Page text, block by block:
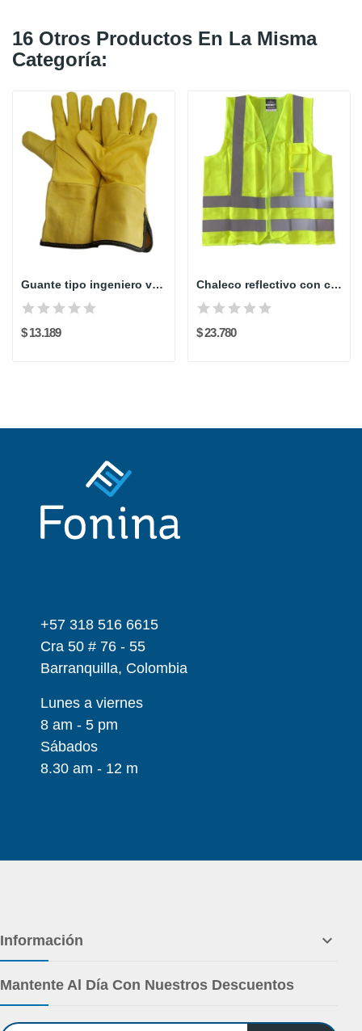
16 Otros Productos En La Misma
Categoría:
Guante tipo ingeniero vaqueta largo - sencillo
$ 13.189
Chaleco reflectivo con cremallera Rhodia Human...
$ 23.780
+57 318 516 6615
Cra 50 # 76 - 55
Barranquilla, Colombia
Lunes a viernes
8 am - 5 pm
Sábados
8.30 am - 12 m
Información 
Mantente Al Día Con Nuestros Descuentos